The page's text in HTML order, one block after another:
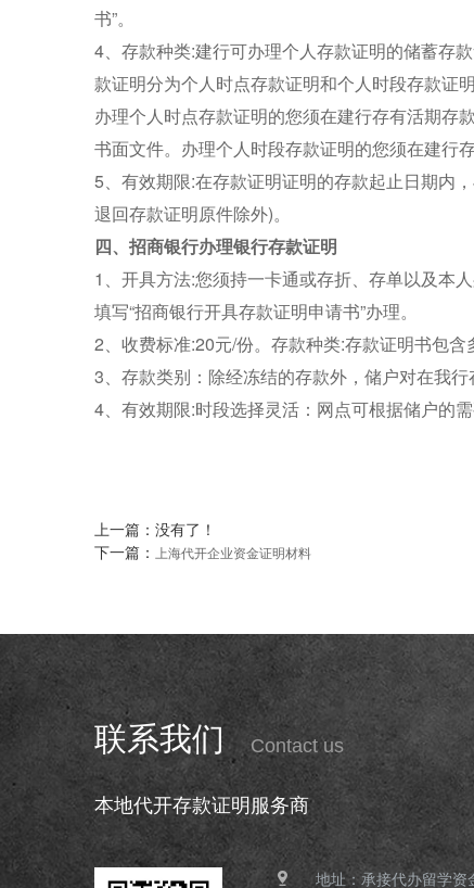
书”。
4、存款种类:建行可办理个人存款证明的储蓄存
款证明分为个人时点存款证明和个人时段存款证
办理个人时点存款证明的您须在建行存有活期存
书面文件。办理个人时段存款证明的您须在建行
5、有效期限:在存款证明证明的存款起止日期内
退回存款证明原件除外)。
四、招商银行办理银行存款证明
1、开具方法:您须持一卡通或存折、存单以及本
填写“招商银行开具存款证明申请书”办理。
2、收费标准:20元/份。存款种类:存款证明书包含
3、存款类别：除经冻结的存款外，储户对在我
4、有效期限:时段选择灵活：网点可根据储户的
上一篇：没有了！
下一篇：
上海代开企业资金证明材料
联系我们 Contact us
本地代开存款证明服务商
地址：承接代办留学资